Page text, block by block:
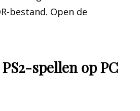
bestand. Open de
spellen op PC